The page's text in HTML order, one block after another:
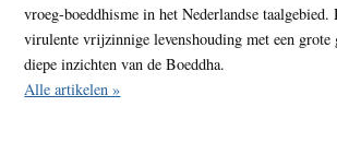
vroeg-boeddhisme in het Nederlandse
virulente vrijzinnige levenshouding met een grote
diepe inzichten van de Boeddha.
Alle artikelen »